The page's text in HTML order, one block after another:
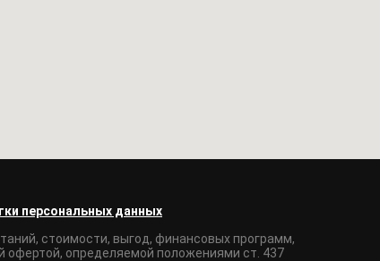
персональных данных
стоимости, выгод, финансовых программ,
офертой, определяемой положениями ст. 437